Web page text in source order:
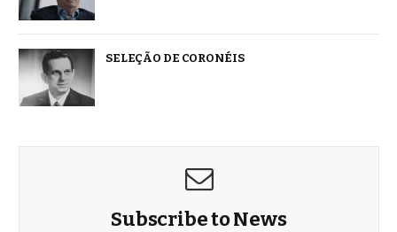
SELEÇÃO DE CORONÉIS
Subscribe to News